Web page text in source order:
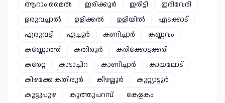
ആറാം മൈൽ
ഇരിക്കൂർ ഇരിട്ടി
ഇരിവേരി
ഉരുവച്ചാൽ
ഉളിക്കൽ ഉളിയിൽ
എടക്കാട്
എരുവട്ടി
ഏച്ചൂർ കണിച്ചാർ
കണ്ണവം
കണ്ണോത്ത്
കതിരൂർ
കരിക്കോട്ടക്കരി
കരേറ്റ
കാടാച്ചിറ കാണിച്ചാർ
കായലോട്
കിഴക്കേ കതിരൂർ
കീഴല്ലൂർ
കുറ്റ്യാട്ടൂർ
കൂട്ടുപുഴ
കൂത്തുപറമ്പ്
കേളകം